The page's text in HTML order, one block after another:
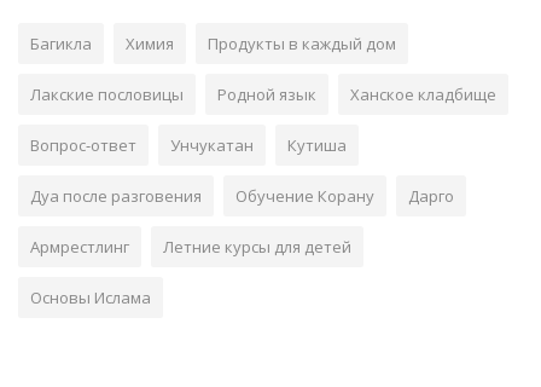
Багикла Химия Продукты в каждый дом
Лакские пословицы Родной язык Ханское кладбище
Вопрос-ответ Унчукатан Кутиша
Дуа после разговения Обучение Корану Дарго
Армрестлинг Летние курсы для детей
Основы Ислама